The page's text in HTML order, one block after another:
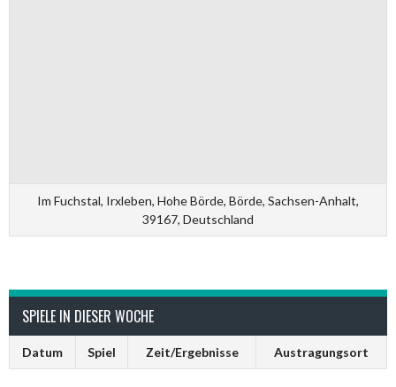
Im Fuchstal, Irxleben, Hohe Börde, Börde, Sachsen-Anhalt,
39167, Deutschland
SPIELE IN DIESER WOCHE
Datum Spiel Zeit/Ergebnisse Austragungsort